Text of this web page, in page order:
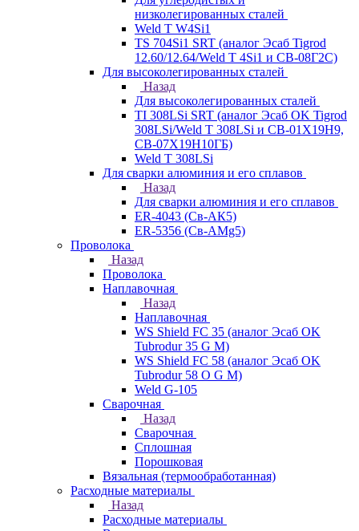
низколегированных сталей
Weld T W4Si1
TS 704Si1 SRT (аналог Эсаб Tigrod
12.60/12.64/Weld T 4Si1 и СВ-08Г2С)
Для высоколегированных сталей
Назад
Для высоколегированных сталей
TI 308LSi SRT (аналог Эсаб OK Tigrod
308LSi/Weld T 308LSi и СВ-01Х19Н9,
СВ-07Х19Н10ГБ)
Weld T 308LSi
Для сварки алюминия и его сплавов
Назад
Для сварки алюминия и его сплавов
ER-4043 (Св-АК5)
ER-5356 (Св-АМg5)
Проволока
Назад
Проволока
Наплавочная
Назад
Наплавочная
WS Shield FC 35 (аналог Эсаб OK
Tubrodur 35 G M)
WS Shield FC 58 (аналог Эсаб OK
Tubrodur 58 O G M)
Weld G-105
Сварочная
Назад
Сварочная
Сплошная
Порошковая
Вязальная (термообработанная)
Расходные материалы
Назад
Расходные материалы